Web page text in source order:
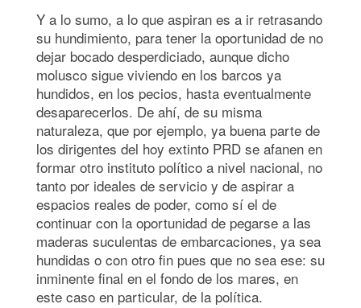
Y a lo sumo, a lo que aspiran es a ir retrasando
su hundimiento, para tener la oportunidad de no
dejar bocado desperdiciado, aunque dicho
molusco sigue viviendo en los barcos ya
hundidos, en los pecios, hasta eventualmente
desaparecerlos. De ahí, de su misma
naturaleza, que por ejemplo, ya buena parte de
los dirigentes del hoy extinto PRD se afanen en
formar otro instituto político a nivel nacional, no
tanto por ideales de servicio y de aspirar a
espacios reales de poder, como sí el de
continuar con la oportunidad de pegarse a las
maderas suculentas de embarcaciones, ya sea
hundidas o con otro fin pues que no sea ese: su
inminente final en el fondo de los mares, en
este caso en particular, de la política.